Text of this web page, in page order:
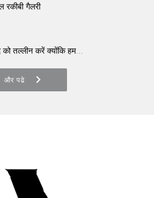
गैलरी
तल्लीन करें क्योंकि हम...
और पढे chevron_right